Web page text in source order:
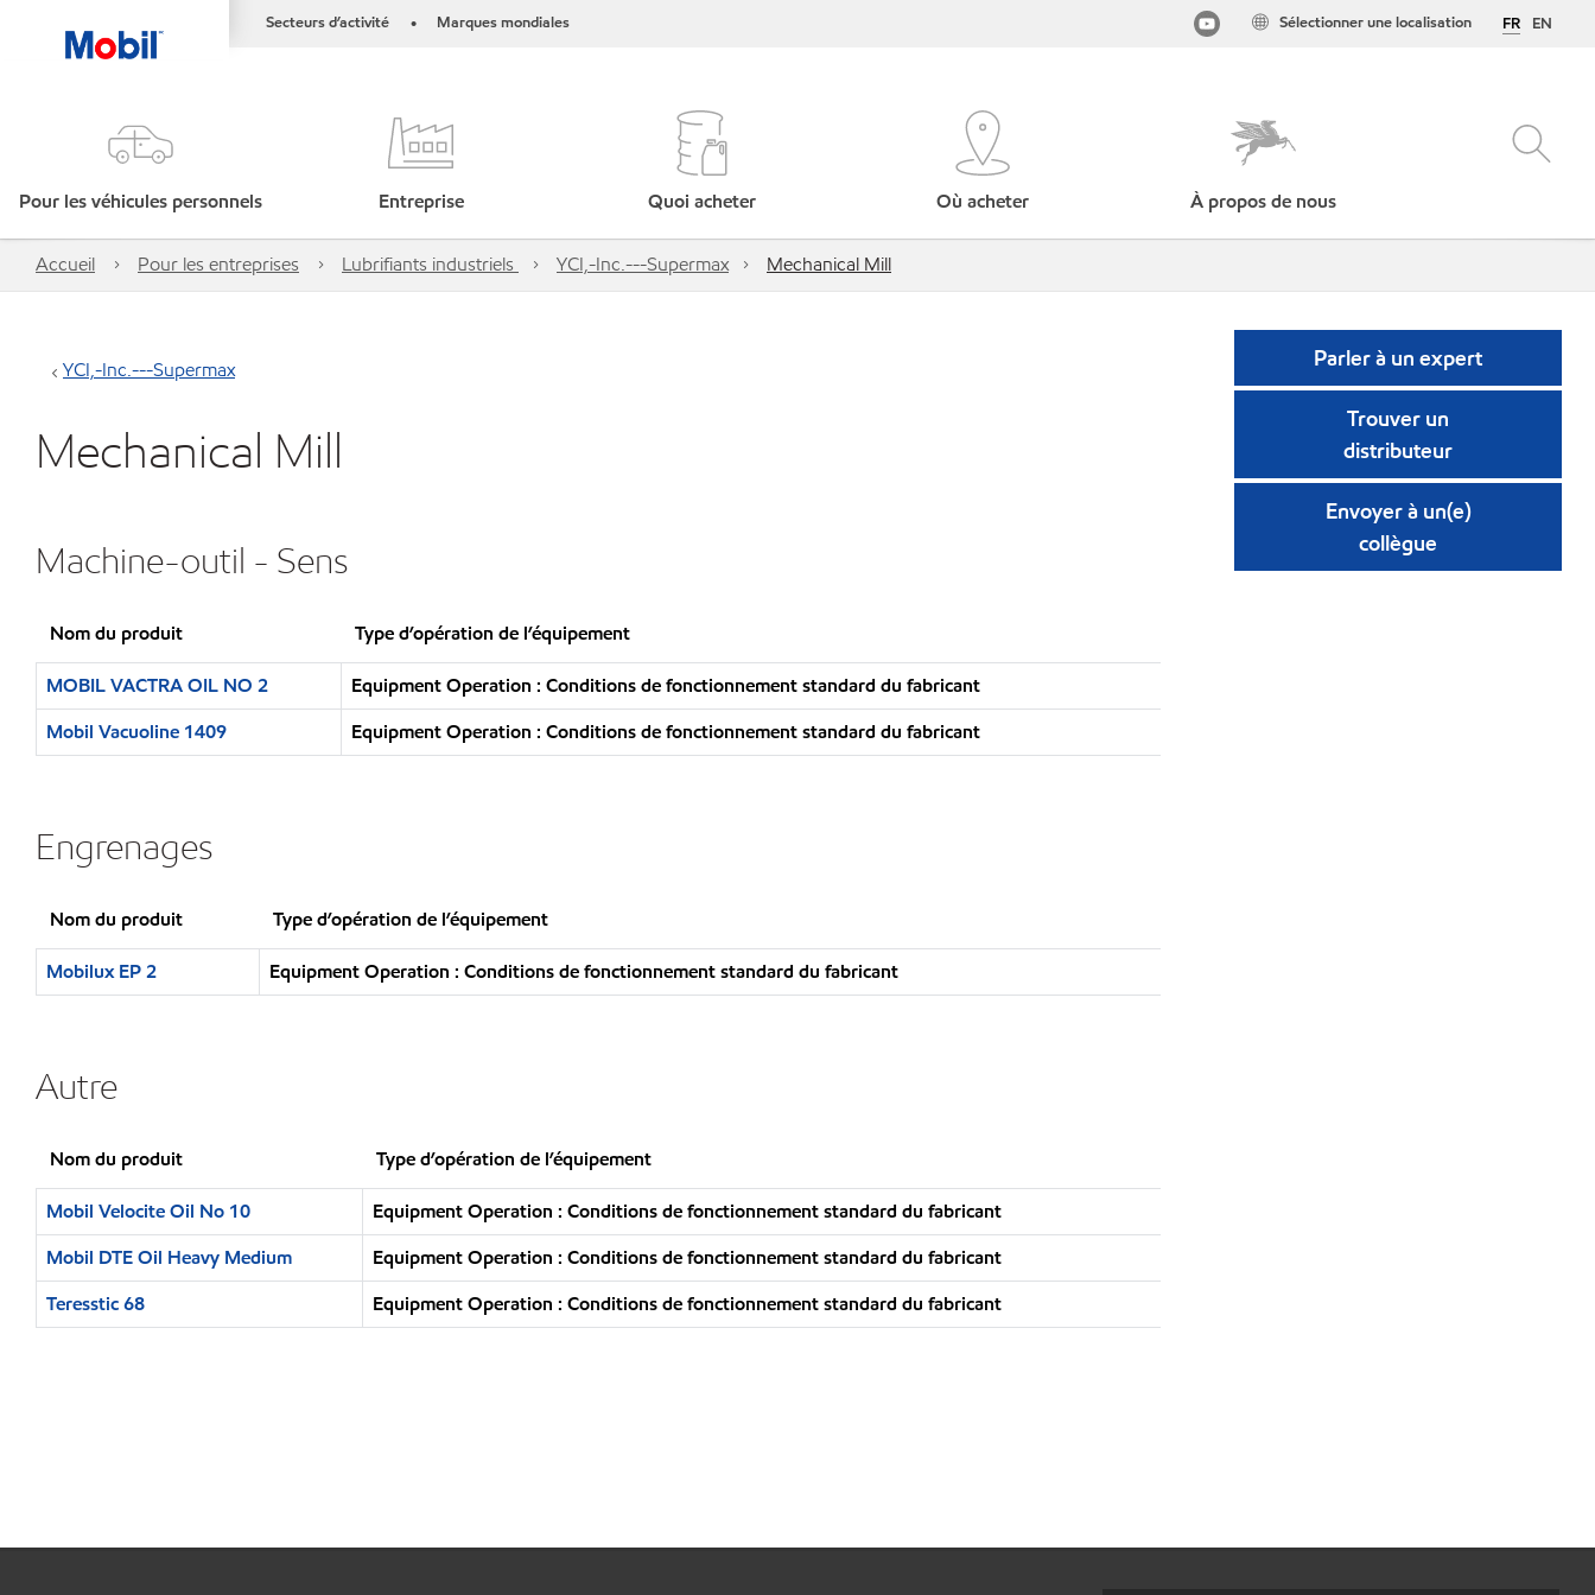
Secteurs d’activité • Marques mondiales FR EN
Sélectionner une localisation
Pour les véhicules personnels Entreprise Quoi acheter Où acheter À propos de nous
Accueil Pour les entreprises Lubrifiants industriels YCI,-Inc.---Supermax Mechanical Mill
YCI,-Inc.---Supermax
Mechanical Mill
Machine-outil - Sens
Nom du produit Type d’opération de l’équipement
MOBIL VACTRA OIL NO 2
Equipment Operation : Conditions de fonctionnement standard du fabricant
Mobil Vacuoline 1409
Equipment Operation : Conditions de fonctionnement standard du fabricant
Engrenages
Nom du produit Type d’opération de l’équipement
Mobilux EP 2 Equipment Operation : Conditions de fonctionnement standard du fabricant
Autre
Nom du produit Type d’opération de l’équipement
Mobil Velocite Oil No 10
Equipment Operation : Conditions de fonctionnement standard du fabricant
Mobil DTE Oil Heavy Medium
Equipment Operation : Conditions de fonctionnement standard du fabricant
Teresstic 68
Equipment Operation : Conditions de fonctionnement standard du fabricant
Parler à un expert
Trouver un
distributeur
Envoyer à un(e)
collègue